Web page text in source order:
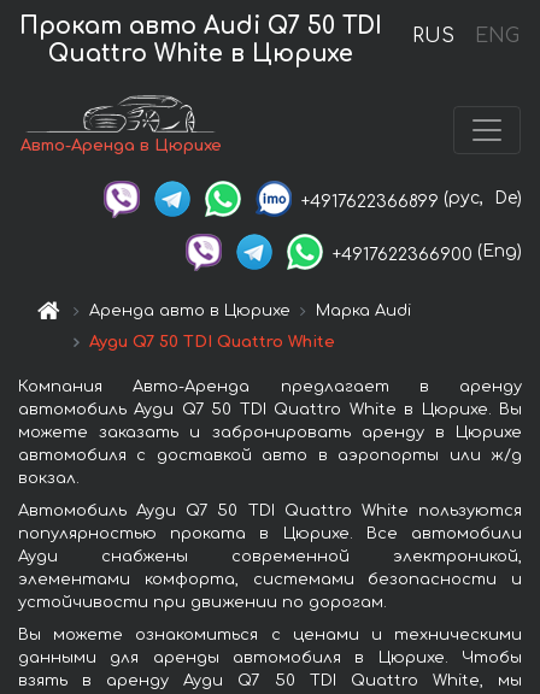
RUS ENG
Прокат авто Audi Q7 50 TDI
Quattro White в Цюрихе
Авто-Аренда в Цюрихе
+4917622366899 (рус, De)
+4917622366900 (Eng)
Аренда авто в Цюрихе
Марка Audi
Ауди Q7 50 TDI Quattro White
Компания Авто-Аренда предлагает в аренду
автомобиль Ауди Q7 50 TDI Quattro White в Цюрихе. Вы
можете заказать и забронировать аренду в Цюрихе
автомобиля с доставкой авто в аэропорты или ж/д
вокзал.
Автомобиль Ауди Q7 50 TDI Quattro White пользуются
популярностью проката в Цюрихе. Все автомобили
Ауди снабжены современной электроникой,
элементами комфорта, системами безопасности и
устойчивости при движении по дорогам.
Вы можете ознакомиться с ценами и техническими
данными для аренды автомобиля в Цюрихе. Чтобы
взять в аренду Ауди Q7 50 TDI Quattro White, мы